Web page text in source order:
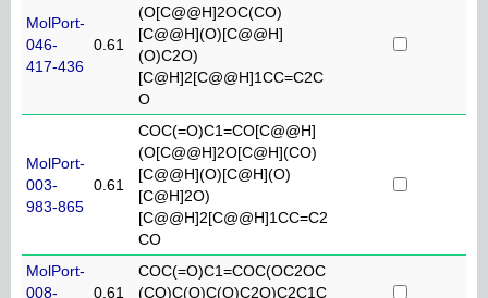
MolPort-
046-
417-436
0.61
(O[C@@H]2OC(CO)
[C@@H](O)[C@@H]
(O)C2O)
[C@H]2[C@@H]1CC=C2C
O
MolPort-
003-
983-865
0.61
COC(=O)C1=CO[C@@H]
(O[C@@H]2O[C@H](CO)
[C@@H](O)[C@H](O)
[C@H]2O)
[C@@H]2[C@@H]1CC=C2
CO
MolPort-
008-
0.61
COC(=O)C1=COC(OC2OC
(CO)C(O)C(O)C2O)C2C1C